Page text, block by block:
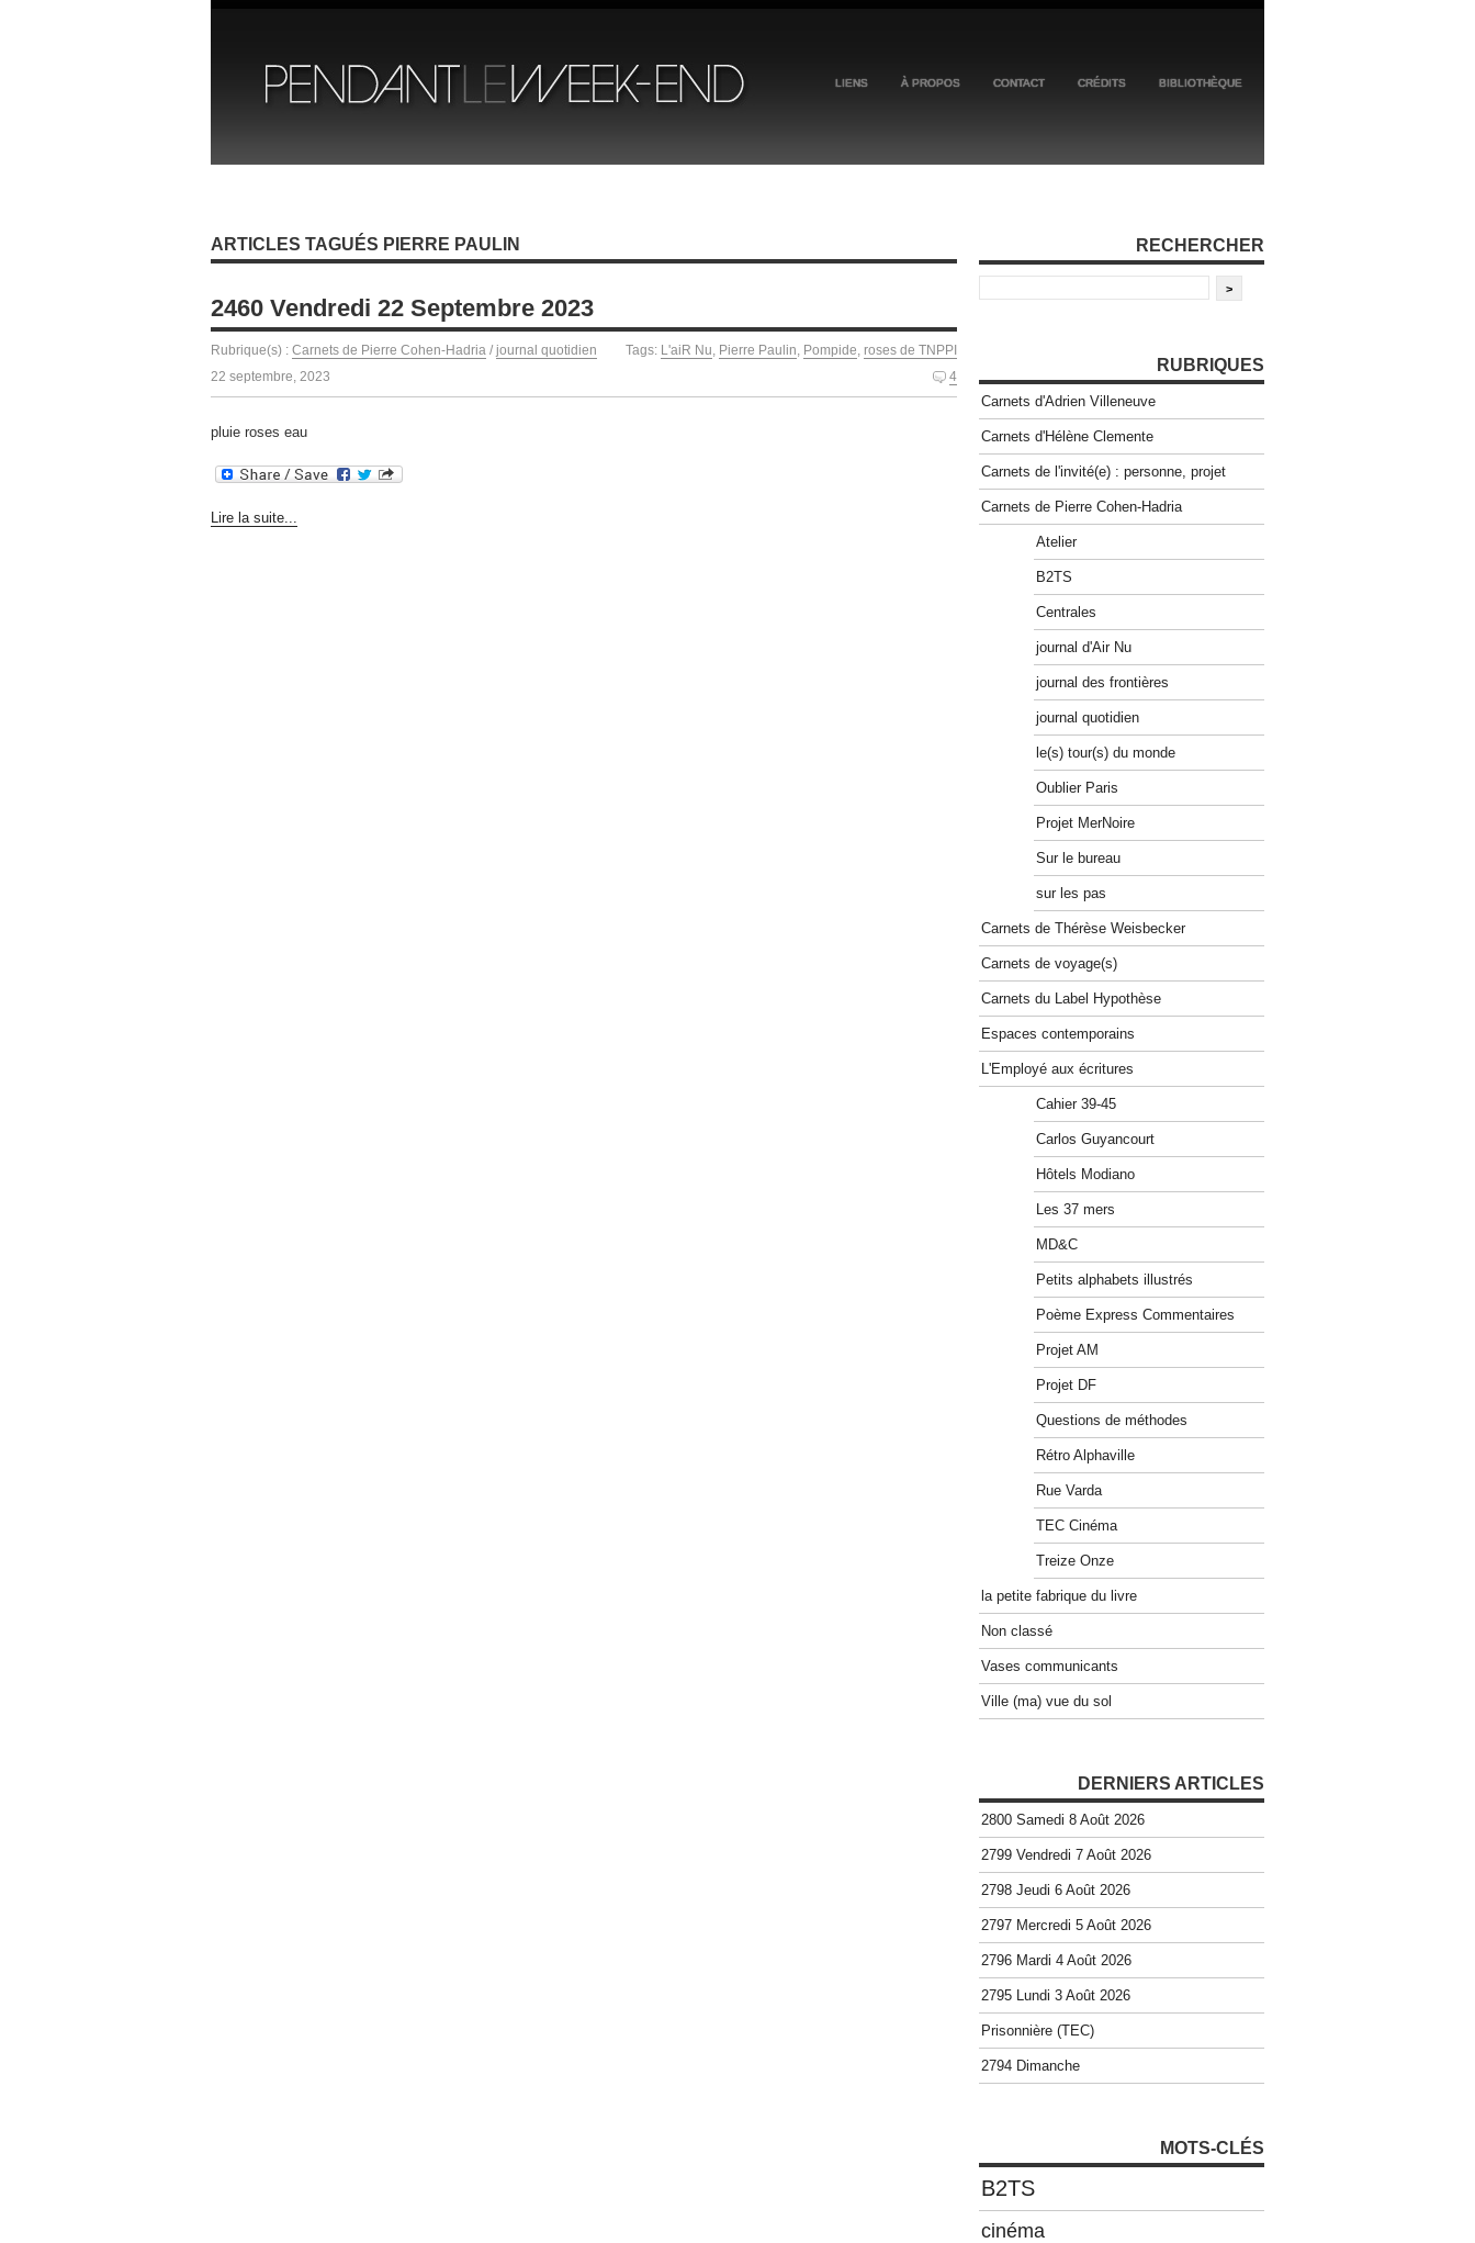
LIENS À PROPOS CONTACT CRÉDITS BIBLIOTHÈQUE
ARTICLES TAGUÉS PIERRE PAULIN
2460 Vendredi 22 Septembre 2023
Rubrique(s) : Carnets de Pierre Cohen-Hadria / journal quotidien Tags: L'aiR Nu, Pierre Paulin, Pompide, roses de TNPPI
22 septembre, 2023
4
pluie roses eau
Lire la suite...
RECHERCHER
RUBRIQUES
Carnets d'Adrien Villeneuve
Carnets d'Hélène Clemente
Carnets de l'invité(e) : personne, projet
Carnets de Pierre Cohen-Hadria
Atelier
B2TS
Centrales
journal d'Air Nu
journal des frontières
journal quotidien
le(s) tour(s) du monde
Oublier Paris
Projet MerNoire
Sur le bureau
sur les pas
Carnets de Thérèse Weisbecker
Carnets de voyage(s)
Carnets du Label Hypothèse
Espaces contemporains
L'Employé aux écritures
Cahier 39-45
Carlos Guyancourt
Hôtels Modiano
Les 37 mers
MD&C
Petits alphabets illustrés
Poème Express Commentaires
Projet AM
Projet DF
Questions de méthodes
Rétro Alphaville
Rue Varda
TEC Cinéma
Treize Onze
la petite fabrique du livre
Non classé
Vases communicants
Ville (ma) vue du sol
DERNIERS ARTICLES
2800 Samedi 8 Août 2026
2799 Vendredi 7 Août 2026
2798 Jeudi 6 Août 2026
2797 Mercredi 5 Août 2026
2796 Mardi 4 Août 2026
2795 Lundi 3 Août 2026
Prisonnière (TEC)
2794 Dimanche
MOTS-CLÉS
B2TS
cinéma